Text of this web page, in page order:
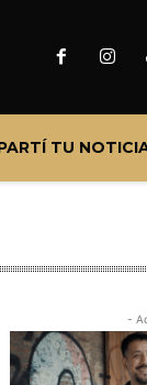
TU
-